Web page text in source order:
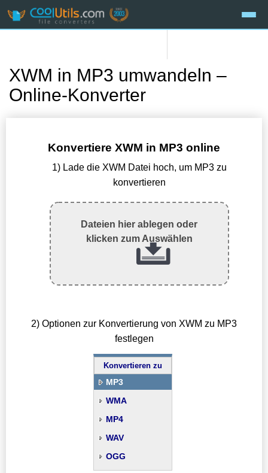
XWM in MP3 umwandeln –
Online-Konverter
Konvertiere XWM in MP3 online
1) Lade die XWM Datei hoch, um MP3 zu
konvertieren
Dateien hier ablegen oder
klicken zum Auswählen
2) Optionen zur Konvertierung von XWM zu MP3
festlegen
Konvertieren zu
MP3
WMA
MP4
WAV
OGG